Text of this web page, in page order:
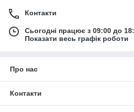
Контакти
Сьогодні працює з 09:00 до
Показати весь графік роботи
Про нас
Контакти